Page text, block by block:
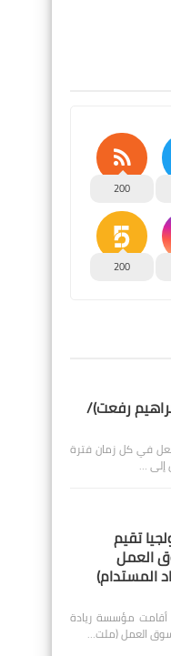
200
200
رفعت)/
جعل في كل زمان فترة
إلى …
تقيم
العمل
المستدام)
✍️ سهيلة محي على نهج رؤية مصر ٢٠٣٠ أقامت مؤسسة ريادة